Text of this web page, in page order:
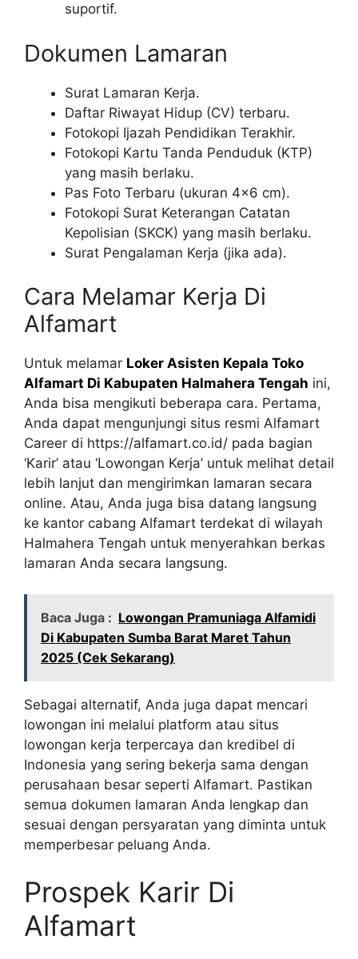
suportif.
Dokumen Lamaran
Surat Lamaran Kerja.
Daftar Riwayat Hidup (CV) terbaru.
Fotokopi Ijazah Pendidikan Terakhir.
Fotokopi Kartu Tanda Penduduk (KTP)
yang masih berlaku.
Pas Foto Terbaru (ukuran 4×6 cm).
Fotokopi Surat Keterangan Catatan
Kepolisian (SKCK) yang masih berlaku.
Surat Pengalaman Kerja (jika ada).
Cara Melamar Kerja Di
Alfamart
Untuk melamar Loker Asisten Kepala Toko
Alfamart Di Kabupaten Halmahera Tengah ini,
Anda bisa mengikuti beberapa cara. Pertama,
Anda dapat mengunjungi situs resmi Alfamart
Career di https://alfamart.co.id/ pada bagian
‘Karir’ atau ‘Lowongan Kerja’ untuk melihat detail
lebih lanjut dan mengirimkan lamaran secara
online. Atau, Anda juga bisa datang langsung
ke kantor cabang Alfamart terdekat di wilayah
Halmahera Tengah untuk menyerahkan berkas
lamaran Anda secara langsung.
Baca Juga : Lowongan Pramuniaga Alfamidi
Di Kabupaten Sumba Barat Maret Tahun
2025 (Cek Sekarang)
Sebagai alternatif, Anda juga dapat mencari
lowongan ini melalui platform atau situs
lowongan kerja terpercaya dan kredibel di
Indonesia yang sering bekerja sama dengan
perusahaan besar seperti Alfamart. Pastikan
semua dokumen lamaran Anda lengkap dan
sesuai dengan persyaratan yang diminta untuk
memperbesar peluang Anda.
Prospek Karir Di
Alfamart